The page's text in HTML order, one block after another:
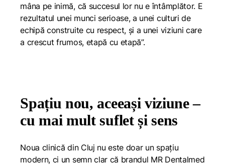
mâna pe inimă, că succesul lor nu e întâmplător. E
rezultatul unei munci serioase, a unei culturi de
echipă construite cu respect, și a unei viziuni care
a crescut frumos, etapă cu etapă”.
Spațiu nou, aceeași viziune –
cu mai mult suflet și sens
Noua clinică din Cluj nu este doar un spațiu
modern, ci un semn clar că brandul MR Dentalmed